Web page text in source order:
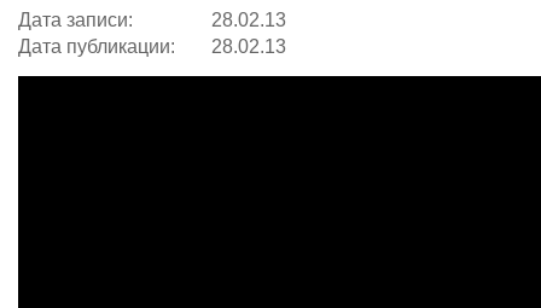
Дата записи:
28.02.13
Дата публикации:
28.02.13